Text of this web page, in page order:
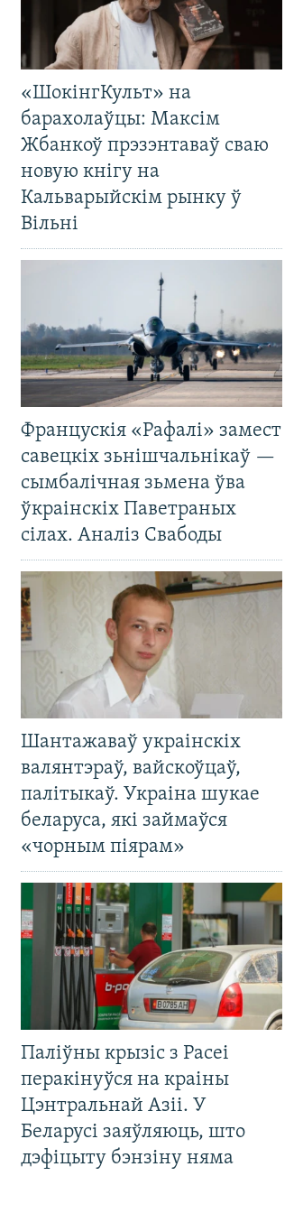
«ШокінгКульт» на
барахолаўцы: Максім
Жбанкоў прэзэнтаваў сваю
новую кнігу на
Кальварыйскім рынку ў
Вільні
Францускія «Рафалі» замест
савецкіх зьнішчальнікаў —
сымбалічная зьмена ўва
ўкраінскіх Паветраных
сілах. Аналіз Свабоды
Шантажаваў украінскіх
валянтэраў, вайскоўцаў,
палітыкаў. Украіна шукае
беларуса, які займаўся
«чорным піярам»
Паліўны крызіс з Расеі
перакінуўся на краіны
Цэнтральнай Азіі. У
Беларусі заяўляюць, што
дэфіцыту бэнзіну няма